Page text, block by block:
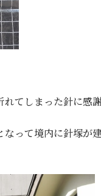
てしまった針に感
って境内に針塚が